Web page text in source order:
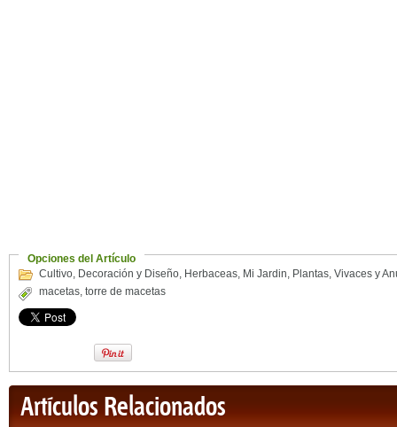
Opciones del Artículo
Cultivo, Decoración y Diseño, Herbaceas, Mi Jardin, Plantas, Vivaces y
macetas, torre de macetas
Artículos Relacionados